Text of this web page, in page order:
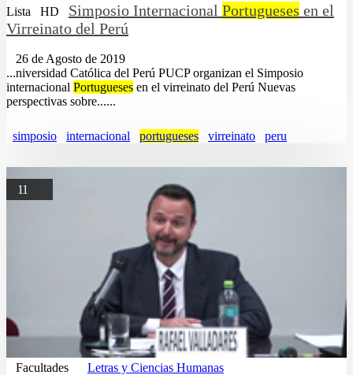
Lista HD Simposio Internacional Portugueses en el
Virreinato del Perú
26 de Agosto de 2019
...niversidad Católica del Perú PUCP organizan el Simposio
internacional Portugueses en el virreinato del Perú Nuevas
perspectivas sobre......
simposio internacional portugueses virreinato peru
11
Facultades Letras y Ciencias Humanas